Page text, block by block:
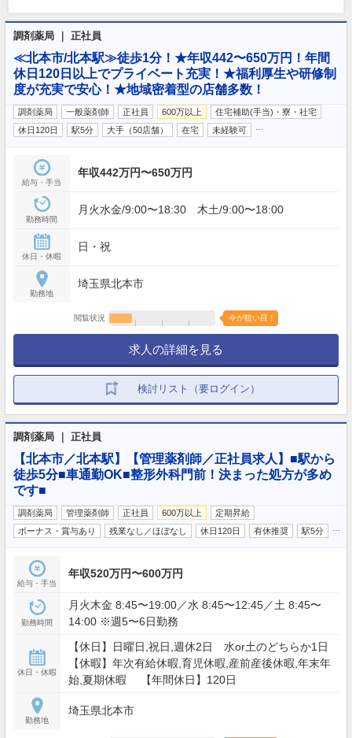
調剤薬局 ｜ 正社員
≪北本市/北本駅≫徒歩1分！★年収442〜650万円！年間
休日120日以上でプライベート充実！★福利厚生や研修制
度が充実で安心！★地域密着型の店舗多数！
調剤薬局 一般薬剤師 正社員 600万以上
住宅補助(手当)・寮・社宅
休日120日
駅5分 大手（50店舗） 在宅 未経験可
給与・手当
年収442万円〜650万円
勤務時間
月火水金/9:00〜18:30 木土/9:00〜18:00
休日・休暇
日・祝
勤務地
埼玉県北本市
閲覧状況 今が狙い目！
求人の詳細を見る
検討リスト（要ログイン）
調剤薬局 ｜ 正社員
【北本市／北本駅】【管理薬剤師／正社員求人】■駅から
徒歩5分■車通勤OK■整形外科門前！決まった処方が多め
です■
調剤薬局 管理薬剤師 正社員 600万以上
定期昇給
ボーナス・賞与あり
残業なし／ほぼなし 休日120日 有休推奨 駅5分
給与・手当
年収520万円〜600万円
勤務時間
月火木金 8:45〜19:00／水 8:45〜12:45／土 8:45〜
14:00 ※週5〜6日勤務
休日・休暇
【休日】日曜日,祝日,週休2日 水or土のどちらか1日
【休暇】年次有給休暇,育児休暇,産前産後休暇,年末年
始,夏期休暇 【年間休日】120日
勤務地
埼玉県北本市